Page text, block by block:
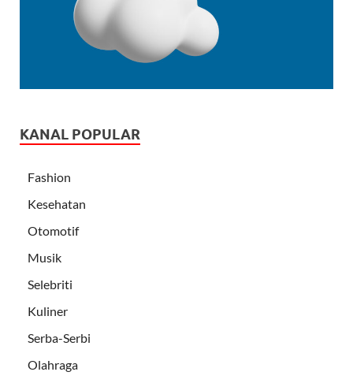
KANAL POPULAR
Fashion
Kesehatan
Otomotif
Musik
Selebriti
Kuliner
Serba-Serbi
Olahraga